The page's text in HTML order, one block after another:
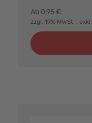
Ab 0,95 €
zzgl. 19% MwSt. , exkl.